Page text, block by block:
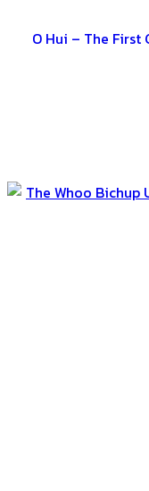
O Hui – The